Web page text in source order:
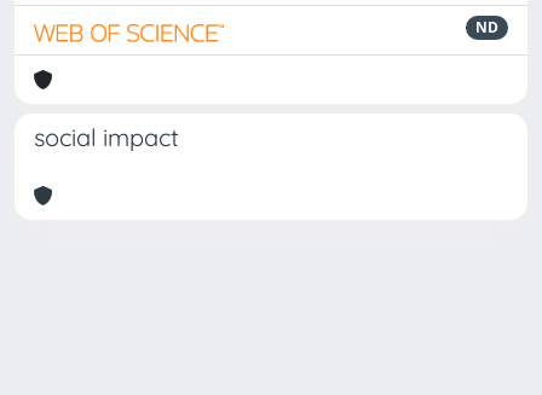
ND
social impact